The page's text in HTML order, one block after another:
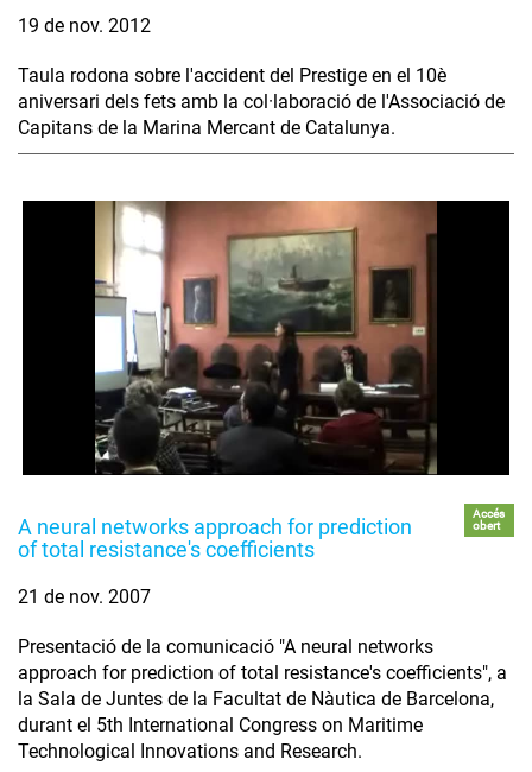
19 de nov. 2012
Taula rodona sobre l'accident del Prestige en el 10è
aniversari dels fets amb la col·laboració de l'Associació de
Capitans de la Marina Mercant de Catalunya.
A neural networks approach for prediction
of total resistance's coefficients
Accés
obert
21 de nov. 2007
Presentació de la comunicació "A neural networks
approach for prediction of total resistance's coefficients", a
la Sala de Juntes de la Facultat de Nàutica de Barcelona,
durant el 5th International Congress on Maritime
Technological Innovations and Research.